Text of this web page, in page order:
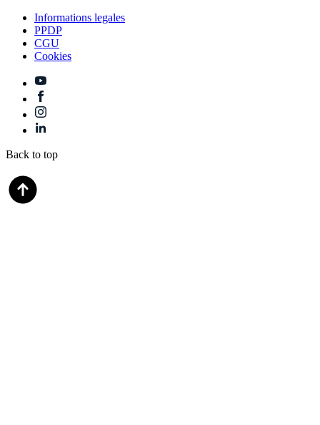
Informations legales
PPDP
CGU
Cookies
Back to top